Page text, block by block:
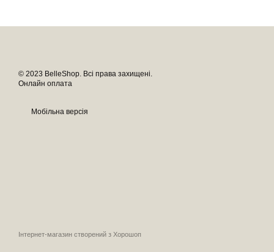
© 2023 BelleShop. Всі права захищені.
Онлайн оплата
Мобільна версія
Інтернет-магазин створений з Хорошоп